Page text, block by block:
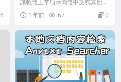
6
icode亂碼問題_2.5.0.1中文
版
讓軟體正常顯示簡體中文或其他語
言 - Locale Emulator，如果軟體
非...1 年前 67 0